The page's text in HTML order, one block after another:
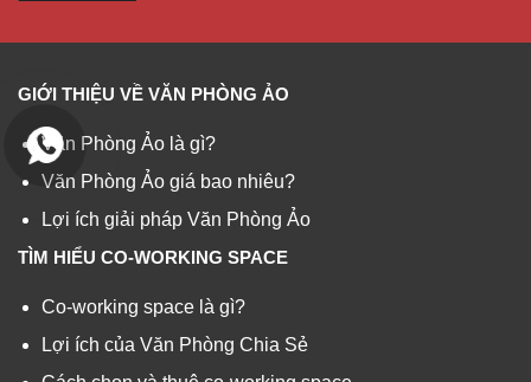
GIỚI THIỆU VỀ VĂN PHÒNG ẢO
Văn Phòng Ảo là gì?
Văn Phòng Ảo giá bao nhiêu?
Lợi ích giải pháp Văn Phòng Ảo
TÌM HIỂU CO-WORKING SPACE
Co-working space là gì?
Lợi ích của Văn Phòng Chia Sẻ